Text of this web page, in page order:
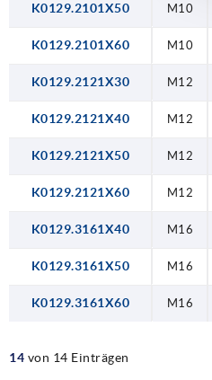
K0129.2101X50 M10
K0129.2101X60 M10
K0129.2121X30 M12
K0129.2121X40 M12
K0129.2121X50 M12
K0129.2121X60 M12
K0129.3161X40 M16
K0129.3161X50 M16
K0129.3161X60 M16
14 von 14 Einträgen